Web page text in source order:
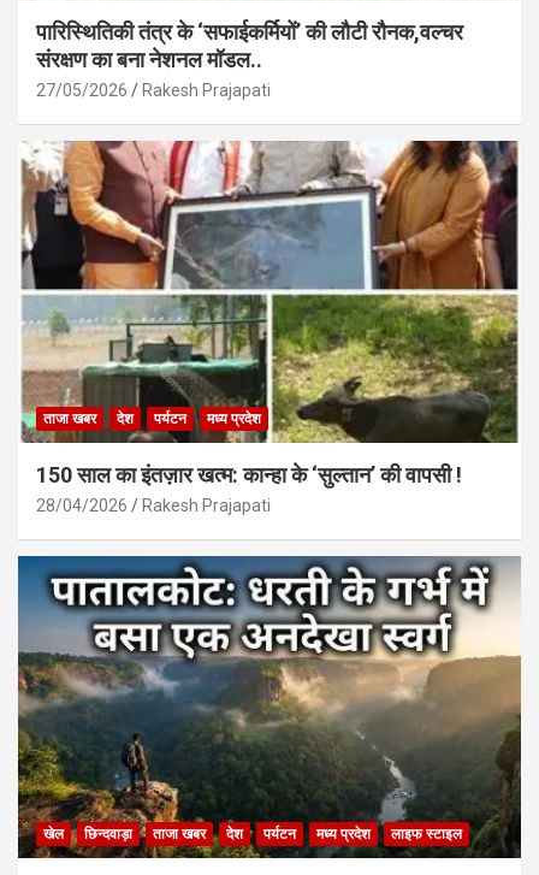
पारिस्थितिकी तंत्र के ‘सफाईकर्मियों’ की लौटी रौनक,वल्चर
संरक्षण का बना नेशनल मॉडल..
27/05/2026 Rakesh Prajapati
ताजा खबर देश पर्यटन मध्य प्रदेश
150 साल का इंतज़ार खत्म: कान्हा के ‘सुल्तान’ की वापसी !
28/04/2026 Rakesh Prajapati
खेल छिन्दवाड़ा ताजा खबर देश पर्यटन मध्य प्रदेश लाइफ स्टाइल